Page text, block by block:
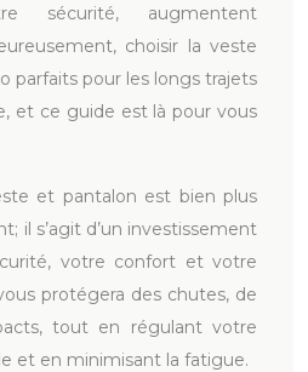
sécurité, augmentent
choisir la veste
parfaits pour les longs trajets
et ce guide est là pour vous
et pantalon est bien plus
il s’agit d’un investissement
votre confort et votre
protégera des chutes, de
tout en régulant votre
et en minimisant la fatigue.